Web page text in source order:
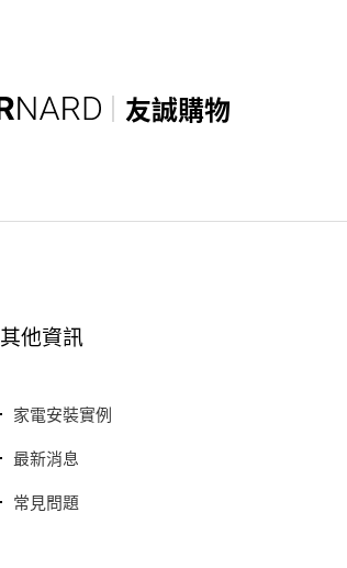
友誠購物
其他資訊
家電安裝實例
最新消息
常見問題